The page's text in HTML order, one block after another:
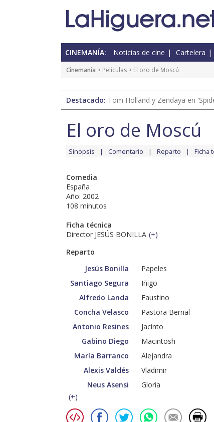
CINEMANÍA: Noticias de cine Cartelera
Cinemanía > Películas > El oro de Moscú
Destacado: Tom Holland y Zendaya en
El oro de Moscú
Sinopsis Comentario Reparto Ficha
Comedia
España
Año: 2002
108 minutos
Ficha técnica
Director JESÚS BONILLA (+)
Reparto
Jesús Bonilla
Papeles
Santiago Segura
Iñigo
Alfredo Landa
Faustino
Concha Velasco
Pastora Bernal
Antonio Resines
Jacinto
Gabino Diego
Macintosh
María Barranco
Alejandra
Alexis Valdés
Vladimir
Neus Asensi
Gloria
(+)